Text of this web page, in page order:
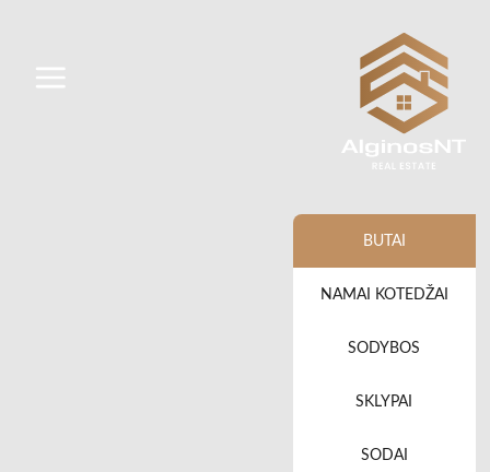
BUTAI
NAMAI KOTEDŽAI
SODYBOS
SKLYPAI
SODAI